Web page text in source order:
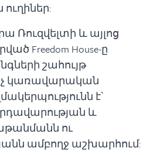
Ռուզվելտի և այլոց
Freedom House-ը
շահույթ
կառավարական
է՝
և
ու
ամբողջ աշխարհում: